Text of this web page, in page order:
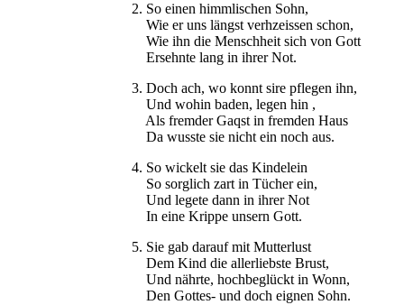
2. So einen himmlischen Sohn,
Wie er uns längst verhzeissen schon,
Wie ihn die Menschheit sich von Gott
Ersehnte lang in ihrer Not.
3. Doch ach, wo konnt sire pflegen ihn,
Und wohin baden, legen hin ,
Als fremder Gaqst in fremden Haus
Da wusste sie nicht ein noch aus.
4. So wickelt sie das Kindelein
So sorglich zart in Tücher ein,
Und legete dann in ihrer Not
In eine Krippe unsern Gott.
5. Sie gab darauf mit Mutterlust
Dem Kind die allerliebste Brust,
Und nährte, hochbeglückt in Wonn,
Den Gottes- und doch eignen Sohn.